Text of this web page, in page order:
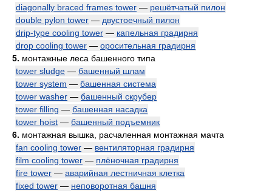
diagonally braced frames tower — решётчатый пилон
double pylon tower — двустоечный пилон
drip-type cooling tower — капельная градирня
drop cooling tower — оросительная градирня
5. монтажные леса башенного типа
tower sludge — башенный шлам
tower system — башенная система
tower washer — башенный скрубер
tower filling — башенная насадка
tower hoist — башенный подъемник
6. монтажная вышка, расчаленная монтажная мачта
fan cooling tower — вентиляторная градирня
film cooling tower — плёночная градирня
fire tower — аварийная лестничная клетка
fixed tower — неповоротная башня